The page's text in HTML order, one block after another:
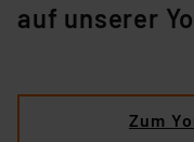
auf unserer
Zum